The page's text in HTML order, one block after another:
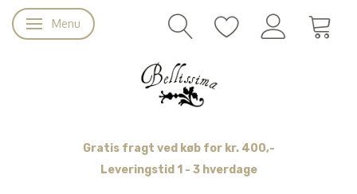
Skifte navigation
Menu
Gratis fragt ved køb for kr. 400,-
Leveringstid 1 - 3 hverdage